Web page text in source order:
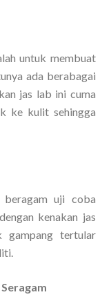
untuk membuat
ada berabagai
jas lab ini cuma
ke kulit sehingga
beragam uji coba
kenakan jas
tertular